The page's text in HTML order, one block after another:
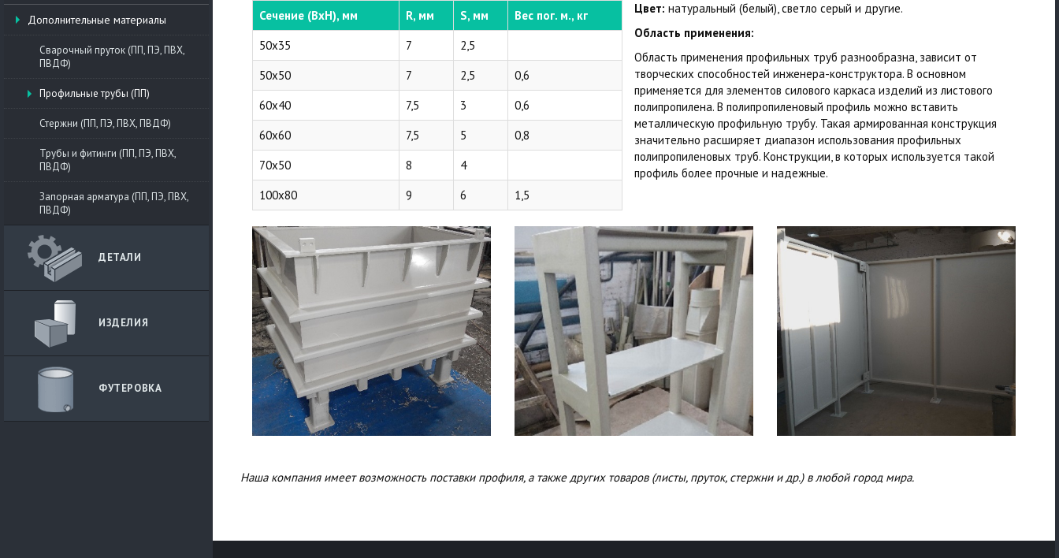
Дополнительные материалы
Сварочный пруток (ПП, ПЭ, ПВХ,
ПВДФ)
Профильные трубы (ПП)
Стержни (ПП, ПЭ, ПВХ, ПВДФ)
Трубы и фитинги (ПП, ПЭ, ПВХ,
ПВДФ)
Запорная арматура (ПП, ПЭ, ПВХ,
ПВДФ)
ДЕТАЛИ
ИЗДЕЛИЯ
ФУТЕРОВКА
Сечение (ВхН), мм R, мм S, мм
Вес пог. м., кг
50х35
7
2,5
50х50
7 2,5
0,6
60х40
7,5 3
0,6
60х60
7,5 5
0,8
70х50
8
4
100х80
9 6 1,5
Цвет: натуральный (белый), светло серый и другие.
Область применения:
Область применения профильных труб разнообразна, зависит от
творческих способностей инженера-конструктора. В основном
применяется для элементов силового каркаса изделий из листового
полипропилена. В полипропиленовый профиль можно вставить
металлическую профильную трубу. Такая армированная конструкция
значительно расширяет диапазон использования профильных
полипропиленовых труб. Конструкции, в которых используется такой
профиль более прочные и надежные.
Наша компания имеет возможность поставки профиля, а также других товаров (листы, пруток, стержни и др.) в любой город мира.